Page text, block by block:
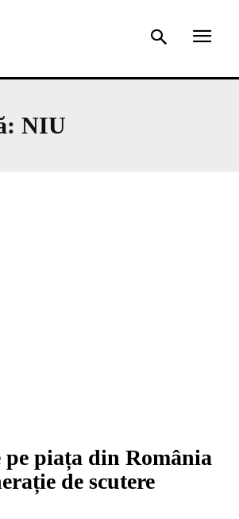
NIU
pe piața din România
de scutere